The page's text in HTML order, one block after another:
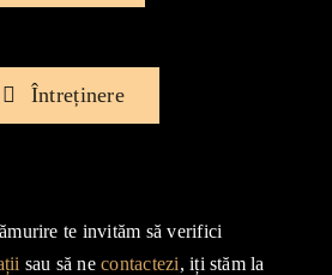
Întreținere
te invităm să verifici
sau să necontactezi, iți stăm la